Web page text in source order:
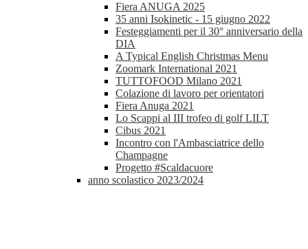
Fiera ANUGA 2025
35 anni Isokinetic - 15 giugno 2022
Festeggiamenti per il 30° anniversario della
DIA
A Typical English Christmas Menu
Zoomark International 2021
TUTTOFOOD Milano 2021
Colazione di lavoro per orientatori
Fiera Anuga 2021
Lo Scappi al III trofeo di golf LILT
Cibus 2021
Incontro con l'Ambasciatrice dello
Champagne
Progetto #Scaldacuore
anno scolastico 2023/2024